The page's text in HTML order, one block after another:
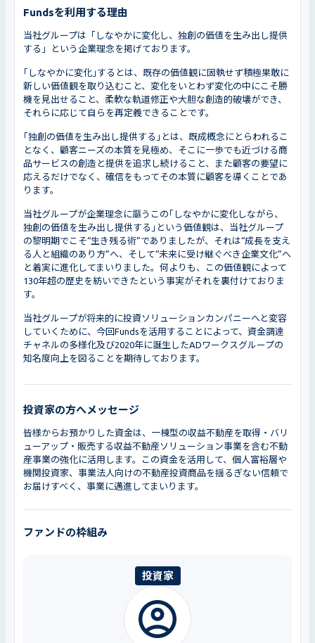
Fundsを利用する理由
当社グループは「しなやかに変化し、独創の価値を生み出し提供
する」という企業理念を掲げております。
｢しなやかに変化｣するとは、既存の価値観に固執せず積極果敢に
新しい価値観を取り込むこと、変化をいとわず変化の中にこそ勝
機を見出せること、柔軟な軌道修正や大胆な創造的破壊ができ、
それらに応じて自らを再定義できることです。
｢独創の価値を生み出し提供する｣とは、既成概念にとらわれるこ
となく、顧客ニーズの本質を見極め、そこに一歩でも近づける商
品サービスの創造と提供を追求し続けること、また顧客の要望に
応えるだけでなく、確信をもってその本質に顧客を導くことであ
ります。
当社グループが企業理念に謳うこの｢しなやかに変化しながら、
独創の価値を生み出し提供する｣という価値観は、当社グループ
の黎明期でこそ“生き残る術”でありましたが、それは“成長を支え
る人と組織のあり方”へ、そして“未来に受け継ぐべき企業文化”へ
と着実に進化してまいりました。何よりも、この価値観によって
130年超の歴史を紡いできたという事実がそれを裏付けておりま
す。
当社グループが将来的に投資ソリューションカンパニーへと変容
していくために、今回Fundsを活用することによって、資金調達
チャネルの多様化及び2020年に誕生したADワークスグループの
知名度向上を図ることを期待しております。
投資家の方へメッセージ
皆様からお預かりした資金は、一棟型の収益不動産を取得・バリ
ューアップ・販売する収益不動産ソリューション事業を含む不動
産事業の強化に活用します。この資金を活用して、個人富裕層や
機関投資家、事業法人向けの不動産投資商品を揺るぎない信頼で
お届けすべく、事業に邁進してまいります。
ファンドの枠組み
投資家